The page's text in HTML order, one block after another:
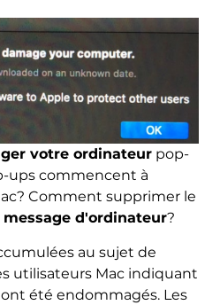
votre ordinateurpop-
ups commencent à
Comment supprimer le
d'ordinateur?
au sujet de
utilisateurs Mac indiquant
été endommagés. Les